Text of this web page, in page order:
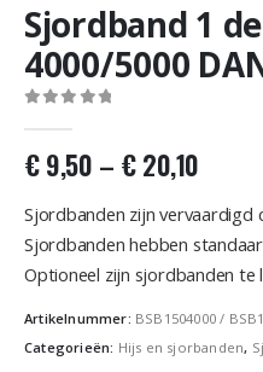
Sjordband 1
4000/5000
€9,50 – €20,10
Sjordbanden zijn vervaardigd
Sjordbanden hebben
Optioneel zijn sjordbanden te
Artikelnummer: BSB1504000 /
Categorieën: Hijs en sjorbanden,